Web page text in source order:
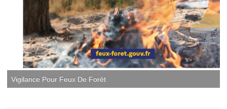
Vigilance Pour Feux De Forêt